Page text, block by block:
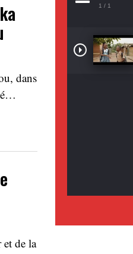
dans
de la
1 / 1